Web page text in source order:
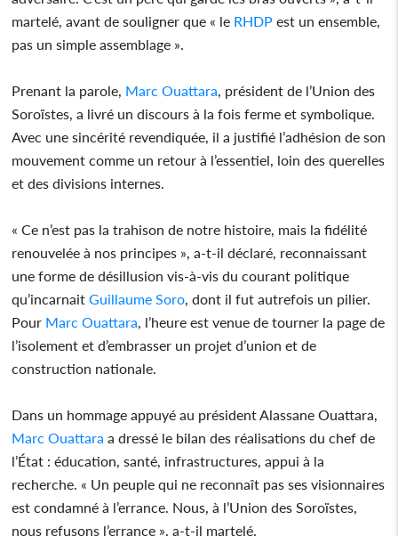
martelé, avant de souligner que « le RHDP est un ensemble,
pas un simple assemblage ».
Prenant la parole, Marc Ouattara , président de l’Union des
Soroïstes, a livré un discours à la fois ferme et symbolique.
Avec une sincérité revendiquée, il a justifié l’adhésion de son
mouvement comme un retour à l’essentiel, loin des querelles
et des divisions internes.
« Ce n’est pas la trahison de notre histoire, mais la fidélité
renouvelée à nos principes », a-t-il déclaré, reconnaissant
une forme de désillusion vis-à-vis du courant politique
qu’incarnaitGuillaume Soro , dont il fut autrefois un pilier.
Pour Marc Ouattara , l’heure est venue de tourner la page de
l’isolement et d’embrasser un projet d’union et de
construction nationale.
Dans un hommage appuyé au président Alassane Ouattara,
Marc Ouattara a dressé le bilan des réalisations du chef de
l’État : éducation, santé, infrastructures, appui à la
recherche. « Un peuple qui ne reconnaît pas ses visionnaires
est condamné à l’errance. Nous, à l’Union des Soroïstes,
nous refusons l’errance », a-t-il martelé.